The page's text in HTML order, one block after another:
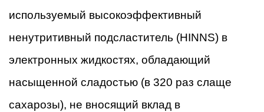
используемый высокоэффективный
ненутритивный подсластитель (HINNS) в
электронных жидкостях, обладающий
насыщенной сладостью (в 320 раз слаще
сахарозы), не вносящий вклад в